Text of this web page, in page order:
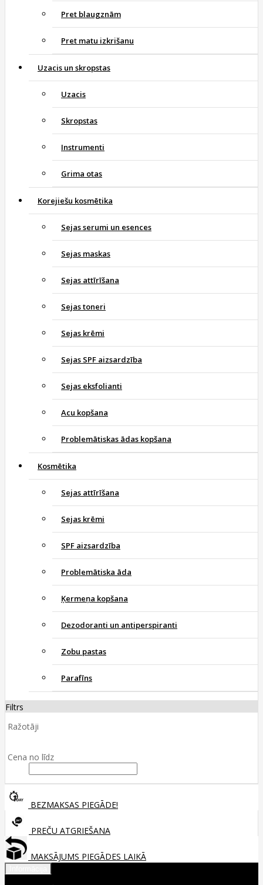
Pret blaugznām
Pret matu izkrišanu
Uzacis un skropstas
Uzacis
Skropstas
Instrumenti
Grima otas
Korejiešu kosmētika
Sejas serumi un esences
Sejas maskas
Sejas attīrīšana
Sejas toneri
Sejas krēmi
Sejas SPF aizsardzība
Sejas eksfolianti
Acu kopšana
Problemātiskas ādas kopšana
Kosmētika
Sejas attīrīšana
Sejas krēmi
SPF aizsardzība
Problemātiska āda
Ķermeņa kopšana
Dezodoranti un antiperspiranti
Zobu pastas
Parafīns
Filtrs
Ražotāji
Cena no līdz
BEZMAKSAS PIEGĀDE!
PREČU ATGRIEŠANA
MAKSĀJUMS PIEGĀDES LAIKĀ